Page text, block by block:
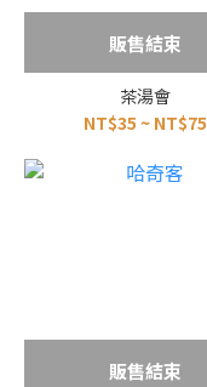
販售結束
茶湯會
NT$35 ~ NT$75
販售結束